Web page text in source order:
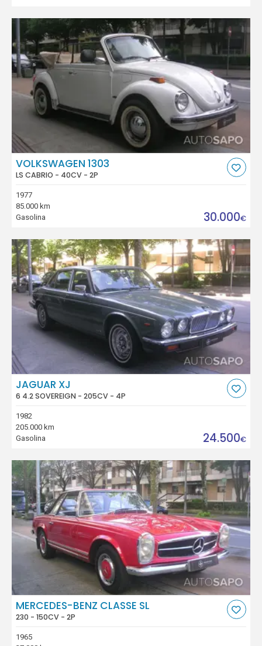
VOLKSWAGEN 1303
LS CABRIO - 40CV - 2P
1977
85.000 km
Gasolina
30.000€
JAGUAR XJ
6 4.2 SOVEREIGN - 205CV - 4P
1982
205.000 km
Gasolina
24.500€
MERCEDES-BENZ CLASSE SL
230 - 150CV - 2P
1965